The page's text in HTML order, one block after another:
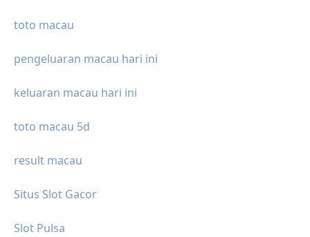
toto macau
pengeluaran macau hari ini
keluaran macau hari ini
toto macau 5d
result macau
Situs Slot Gacor
Slot Pulsa